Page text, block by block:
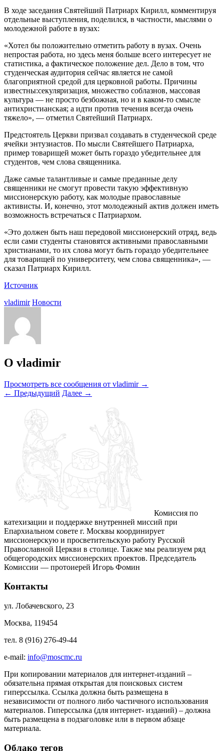
В ходе заседания Святейший Патриарх Кирилл, комментируя
отдельные выступления, поделился, в частности, мыслями о
молодежной работе в вузах:
«Хотел бы положительно отметить работу в вузах. Очень
непростая работа, но здесь меня больше всего интересует не
статистика, а фактическое положение дел. Дело в том, что
студенческая аудитория сейчас является не самой
благоприятной средой для церковной работы. Причины
известны:секуляризация, множество соблазнов, массовая
культура — не просто безбожная, но и в каком-то смысле
антихристианская; а идти против течения всегда очень
тяжело», — отметил Святейший Патриарх.
Предстоятель Церкви призвал создавать в студенческой среде
ячейки энтузиастов. По мысли Святейшего Патриарха,
пример товарищей может быть гораздо убедительнее для
студентов, чем слова священника.
Даже самые талантливые и самые преданные делу
священники не смогут провести такую эффективную
миссионерскую работу, как молодые православные
активисты. И, конечно, этот молодежный актив должен иметь
возможность встречаться с Патриархом.
«Это должен быть наш передовой миссионерский отряд, ведь
если сами студенты становятся активными православными
христианами, то их слова могут быть гораздо убедительнее
для товарищей по университету, чем слова священника», —
сказал Патриарх Кирилл.
Источник
vladimir Новости
О vladimir
Просмотреть все сообщения от vladimir →
← Предыдущий Далее →
Комиссия по
катехизации и поддержке внутренней миссий при
Епархиальном совете г. Москвы координирует
миссионерскую и просветительскую работу Русской
Православной Церкви в столице. Также мы реализуем ряд
общегородских миссионерских проектов. Председатель
Комиссии — протоиерей Игорь Фомин
Контакты
ул. Лобачевского, 23
Москва, 119454
тел. 8 (916) 276-49-44
e-mail: info@moscmc.ru
При копировании материалов для интернет-изданий –
обязательна прямая открытая для поисковых систем
гиперссылка. Ссылка должна быть размещена в
независимости от полного либо частичного использования
материалов. Гиперссылка (для интернет- изданий) – должна
быть размещена в подзаголовке или в первом абзаце
материала.
Облако тегов